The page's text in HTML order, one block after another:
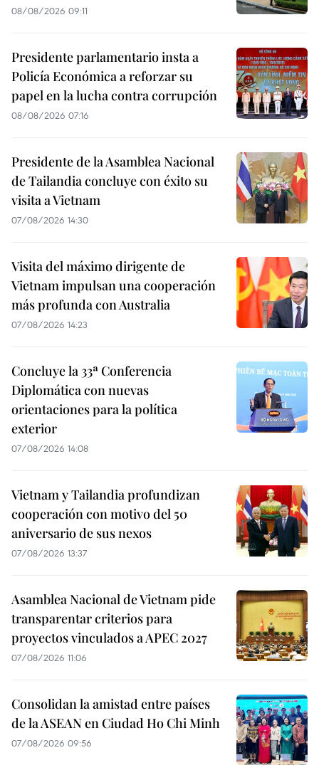
08/08/2026 09:11
Presidente parlamentario insta a
Policía Económica a reforzar su
papel en la lucha contra corrupción
08/08/2026 07:16
Presidente de la Asamblea Nacional
de Tailandia concluye con éxito su
visita a Vietnam
07/08/2026 14:30
Visita del máximo dirigente de
Vietnam impulsan una cooperación
más profunda con Australia
07/08/2026 14:23
Concluye la 33ª Conferencia
Diplomática con nuevas
orientaciones para la política
exterior
07/08/2026 14:08
Vietnam y Tailandia profundizan
cooperación con motivo del 50
aniversario de sus nexos
07/08/2026 13:37
Asamblea Nacional de Vietnam pide
transparentar criterios para
proyectos vinculados a APEC 2027
07/08/2026 11:06
Consolidan la amistad entre países
de la ASEAN en Ciudad Ho Chi Minh
07/08/2026 09:56